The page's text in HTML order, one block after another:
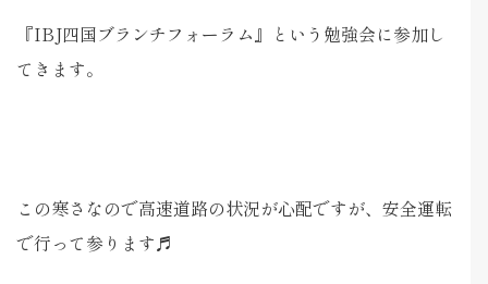
『IBJ四国ブランチフォーラム』という勉強会に参加し
てきます。
この寒さなので高速道路の状況が心配ですが、安全運転
で行って参ります♬